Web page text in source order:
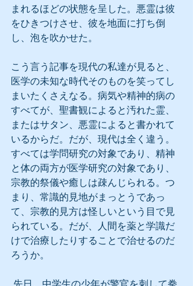
まれるほどの状態を呈した。悪霊は彼
をひきつけさせ、彼を地面に打ち倒
し、泡を吹かせた。
こう言う記事を現代の私達が見ると、
医学の未知な時代そのものを笑ってし
まいたくさえなる。病気や精神的病の
すべてが、聖書観によると汚れた霊、
またはサタン、悪霊によると書かれて
いるからだ。だが、現代は全く違う。
すべては学問研究の対象であり、精神
と体の両方が医学研究の対象であり、
宗教的祭儀や癒しは疎んじられる。つ
まり、常識的見地がまっとうであっ
て、宗教的見方は怪しいという目で見
られている。だが、人間を薬と学識だ
けで治療したりすることで治せるのだ
ろうか。